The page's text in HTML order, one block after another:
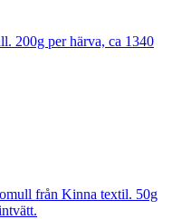
200g per härva, ca 1340
från Kinna textil. 50g